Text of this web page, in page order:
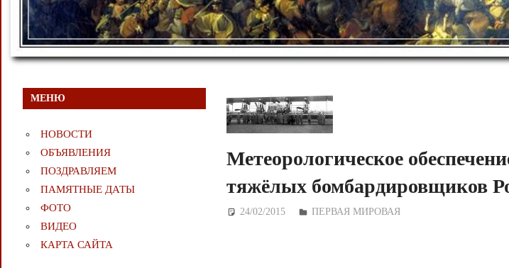
Метеорологическое
тяжёлых бомбардировщиков
24/02/2015 Дежурный по Редакции
ПЕРВАЯ МИРОВАЯ
МЕНЮ
НОВОСТИ
ОБЪЯВЛЕНИЯ
ПОЗДРАВЛЯЕМ
ПАМЯТНЫЕ ДАТЫ
ФОТО
ВИДЕО
КАРТА САЙТА